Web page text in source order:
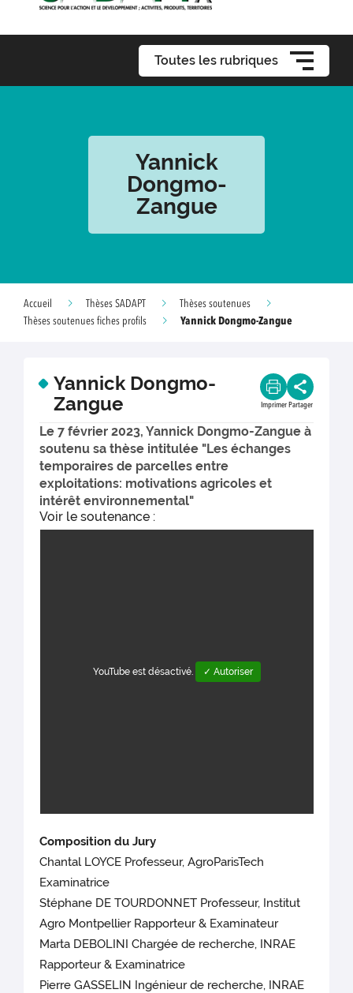
Toutes les rubriques
Yannick
Dongmo-
Zangue
Accueil Thèses SADAPT
Thèses soutenues
Thèses soutenues fiches profils
Yannick Dongmo-Zangue
Yannick Dongmo-
Zangue
Imprimer Partager
Le 7 février 2023, Yannick Dongmo-Zangue à
soutenu sa thèse intitulée "Les échanges
temporaires de parcelles entre
exploitations: motivations agricoles et
intérêt environnemental"
Voir le soutenance :
YouTube est désactivé. ✓ Autoriser
Composition du Jury
Chantal LOYCE Professeur, AgroParisTech
Examinatrice
Stéphane DE TOURDONNET Professeur, Institut
Agro Montpellier Rapporteur & Examinateur
Marta DEBOLINI Chargée de recherche, INRAE
Rapporteur & Examinatrice
Pierre GASSELIN Ingénieur de recherche, INRAE